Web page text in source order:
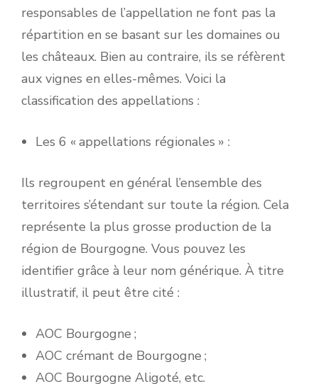
responsables de l’appellation ne font pas la
répartition en se basant sur les domaines ou
les châteaux. Bien au contraire, ils se réfèrent
aux vignes en elles-mêmes. Voici la
classification des appellations :
Les 6 « appellations régionales » :
Ils regroupent en général l’ensemble des
territoires s’étendant sur toute la région. Cela
représente la plus grosse production de la
région de Bourgogne. Vous pouvez les
identifier grâce à leur nom générique. À titre
illustratif, il peut être cité :
AOC Bourgogne ;
AOC crémant de Bourgogne ;
AOC Bourgogne Aligoté, etc.